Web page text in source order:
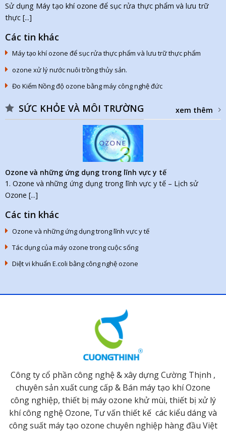
Sử dụng Máy tạo khí ozone để sục rửa thực phẩm và lưu trữ
thực [...]
Các tin khác
Máy tạo khí ozone để sục rửa thực phẩm và lưu trữ thực phẩm
ozone xử lý nước nuôi trồng thủy sản.
Đo Kiểm Nồng độ ozone bằng máy công nghệ đức
SỨC KHỎE VÀ MÔI TRƯỜNG xem thêm
Ozone và những ứng dụng trong lĩnh vực y tế
1. Ozone và những ứng dụng trong lĩnh vực y tế – Lịch sử
Ozone [...]
Các tin khác
Ozone và những ứng dụng trong lĩnh vực y tế
Tác dụng của máy ozone trong cuộc sống
Diệt vi khuẩn E.coli bằng công nghệ ozone
Công ty cổ phần công nghệ & xây dựng Cường Thịnh ,
chuyên sản xuất cung cấp & Bán máy tạo khí Ozone
công nghiệp, thiết bị máy ozone khử mùi, thiết bị xử lý
khí công nghệ Ozone, Tư vấn thiết kế các kiểu dáng và
công suất máy tạo ozone chuyên nghiệp hàng đầu Việt